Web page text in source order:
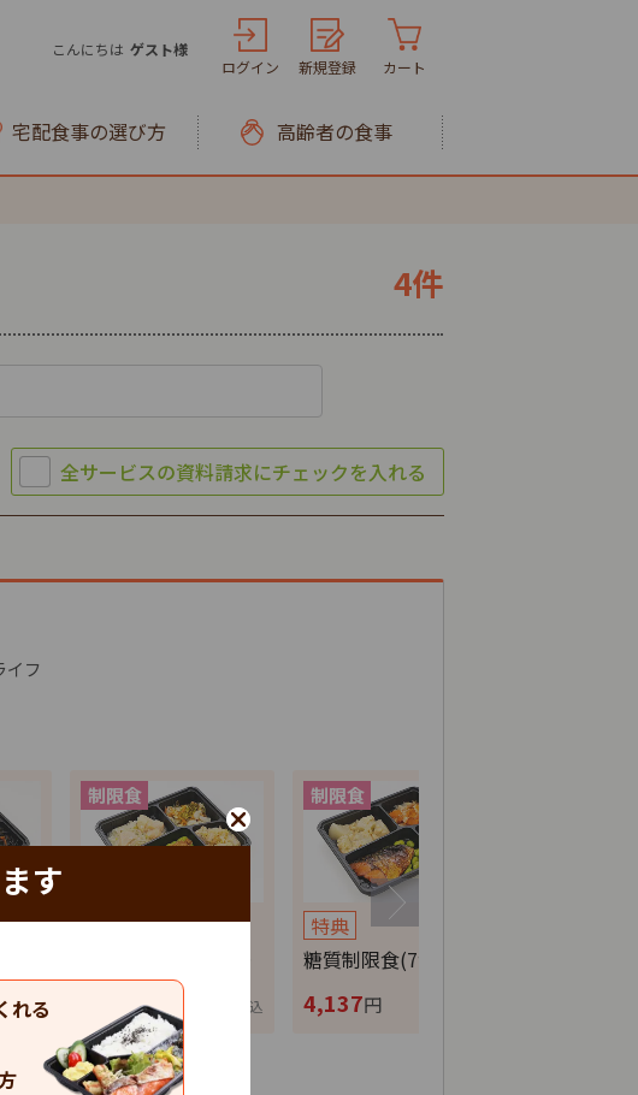
こんにちは ゲスト様
ログイン
新規登録 カート
宅配食事の選び方 高齢者の食事
す
れる
4件
イフ
税込
特典
4,137円 税込
特典
糖質制限食(7食セ…
4,137円